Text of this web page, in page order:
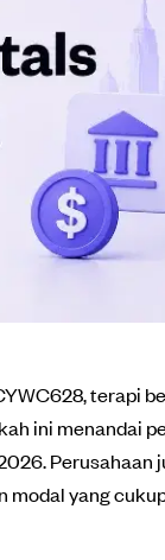
terapi
ini menandai
modal yang